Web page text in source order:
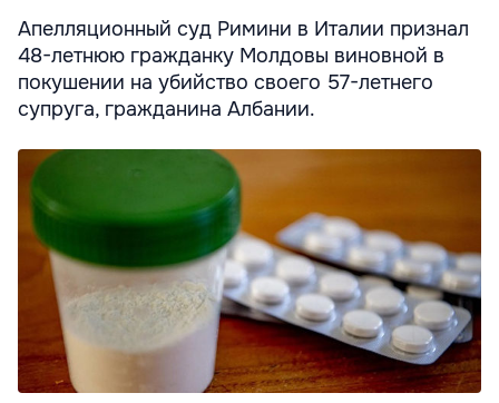
Апелляционный суд Римини в Италии признал
48-летнюю гражданку Молдовы виновной в
покушении на убийство своего 57-летнего
супруга, гражданина Албании.